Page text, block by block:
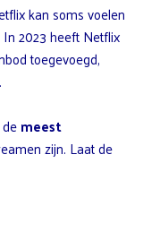
kan soms voelen
2023 heeft Netflix
toegevoegd,
.
meest
zijn. Laat de